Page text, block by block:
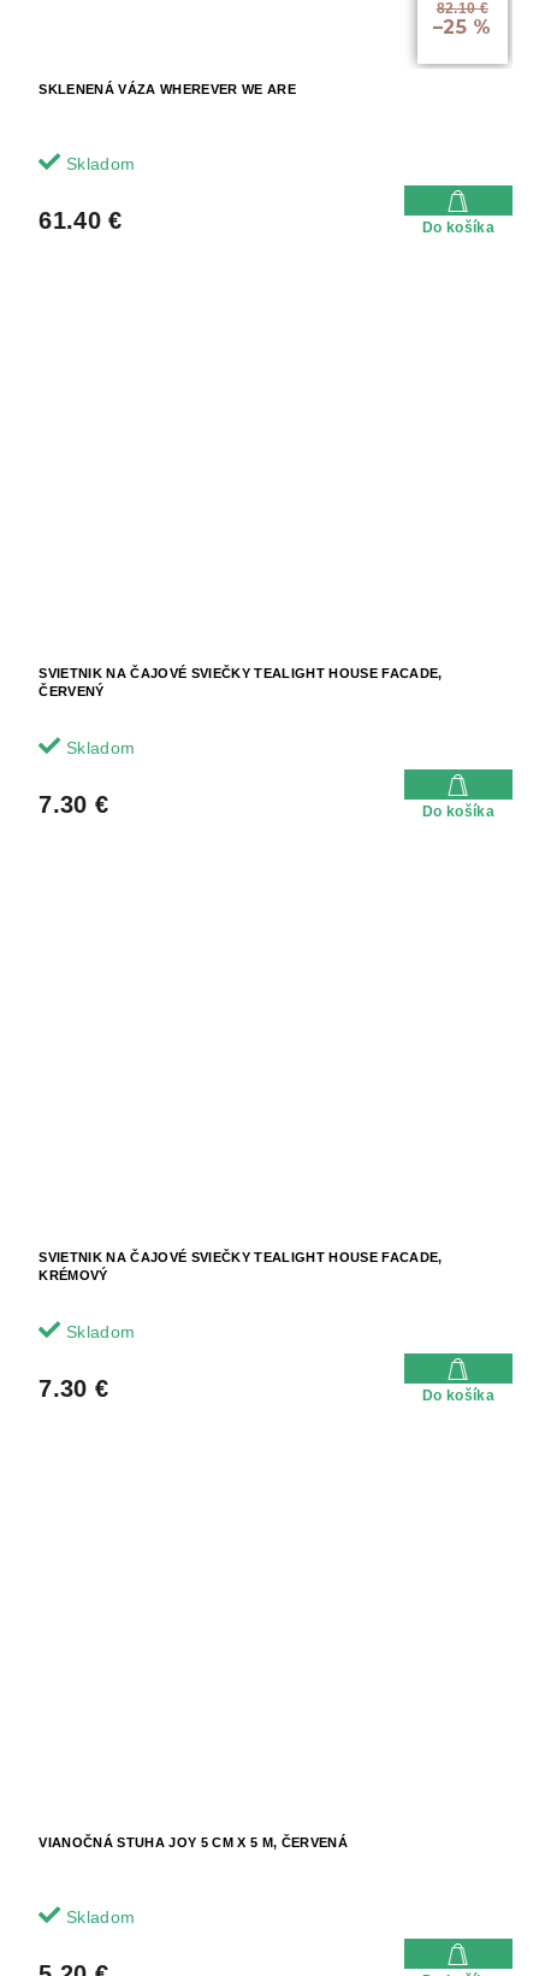
82.10 €
–25 %
SKLENENÁ VÁZA WHEREVER WE ARE
Skladom
61.40 € Do košíka
SVIETNIK NA ČAJOVÉ SVIEČKY TEALIGHT HOUSE FACADE,
ČERVENÝ
Skladom
7.30 € Do košíka
SVIETNIK NA ČAJOVÉ SVIEČKY TEALIGHT HOUSE FACADE,
KRÉMOVÝ
Skladom
7.30 € Do košíka
VIANOČNÁ STUHA JOY 5 CM X 5 M, ČERVENÁ
Skladom